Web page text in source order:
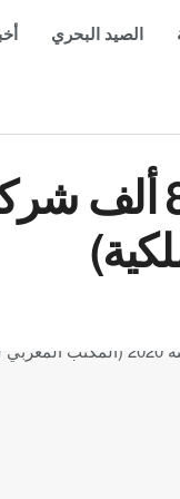
الصيد البحري
المغرب: إحداث ما